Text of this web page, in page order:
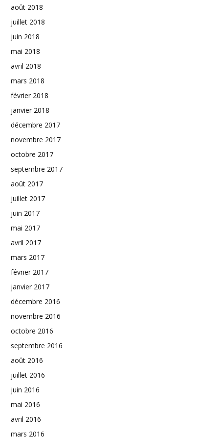
août 2018
juillet 2018
juin 2018
mai 2018
avril 2018
mars 2018
février 2018
janvier 2018
décembre 2017
novembre 2017
octobre 2017
septembre 2017
août 2017
juillet 2017
juin 2017
mai 2017
avril 2017
mars 2017
février 2017
janvier 2017
décembre 2016
novembre 2016
octobre 2016
septembre 2016
août 2016
juillet 2016
juin 2016
mai 2016
avril 2016
mars 2016